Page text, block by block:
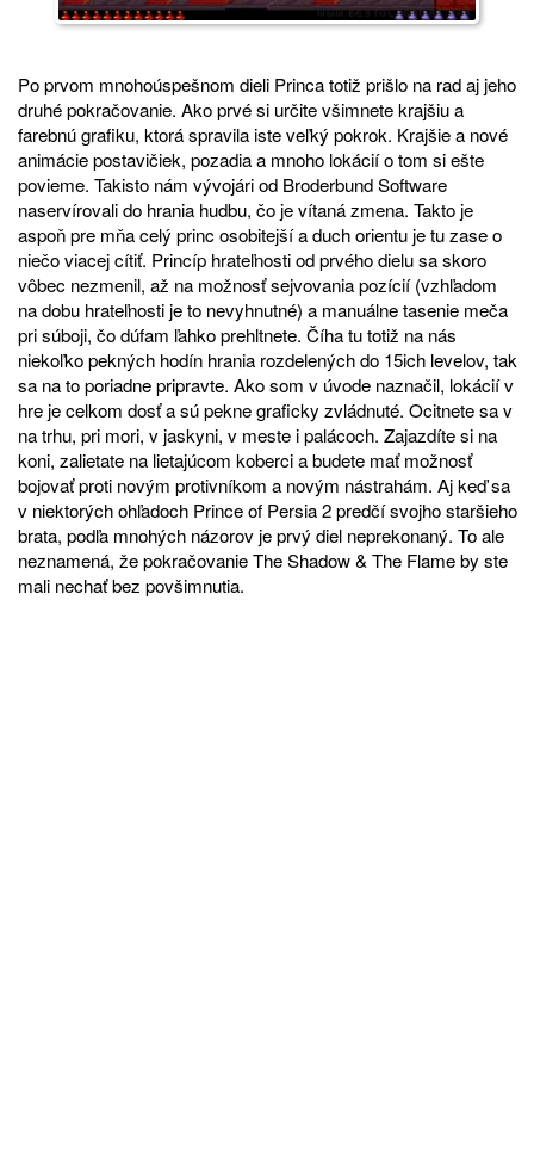
Po prvom mnohoúspešnom dieli Princa totiž prišlo na rad aj jeho
druhé pokračovanie. Ako prvé si určite všimnete krajšiu a
farebnú grafiku, ktorá spravila iste veľký pokrok. Krajšie a nové
animácie postavičiek, pozadia a mnoho lokácií o tom si ešte
povieme. Takisto nám vývojári od Broderbund Software
naservírovali do hrania hudbu, čo je vítaná zmena. Takto je
aspoň pre mňa celý princ osobitejší a duch orientu je tu zase o
niečo viacej cítiť. Princíp hrateľnosti od prvého dielu sa skoro
vôbec nezmenil, až na možnosť sejvovania pozícií (vzhľadom
na dobu hrateľnosti je to nevyhnutné) a manuálne tasenie meča
pri súboji, čo dúfam ľahko prehltnete. Číha tu totiž na nás
niekoľko pekných hodín hrania rozdelených do 15ich levelov, tak
sa na to poriadne pripravte. Ako som v úvode naznačil, lokácií v
hre je celkom dosť a sú pekne graficky zvládnuté. Ocitnete sa v
na trhu, pri mori, v jaskyni, v meste i palácoch. Zajazdíte si na
koni, zalietate na lietajúcom koberci a budete mať možnosť
bojovať proti novým protivníkom a novým nástrahám. Aj keď sa
v niektorých ohľadoch Prince of Persia 2 predčí svojho staršieho
brata, podľa mnohých názorov je prvý diel neprekonaný. To ale
neznamená, že pokračovanie The Shadow & The Flame by ste
mali nechať bez povšimnutia.